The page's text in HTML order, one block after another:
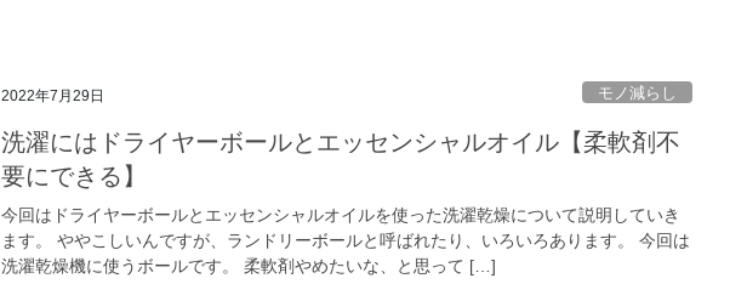
2022年7月29日 モノ減らし
洗濯にはドライヤーボールとエッセンシャルオイル【柔軟剤不
要にできる】
今回はドライヤーボールとエッセンシャルオイルを使った洗濯乾燥について説明していき
ます。 ややこしいんですが、ランドリーボールと呼ばれたり、いろいろあります。 今回は
洗濯乾燥機に使うボールです。 柔軟剤やめたいな、と思って […]